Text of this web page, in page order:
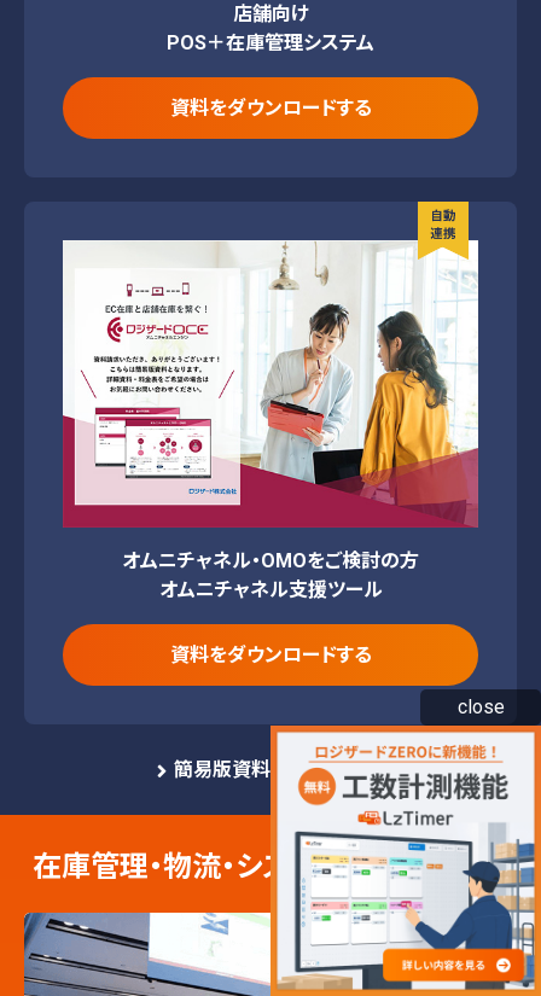
店舗向け
POS＋在庫管理システム
資料をダウンロードする
オムニチャネル・OMOをご検討の方
オムニチャネル支援ツール
資料をダウンロードする
簡易版資料の一覧を見る
在庫管理・物流・システムに関する情報
close